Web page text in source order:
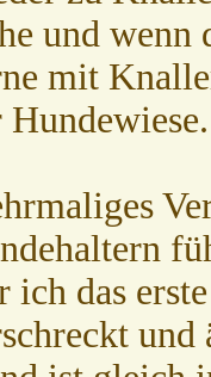
und wenn
mit
ich das
und